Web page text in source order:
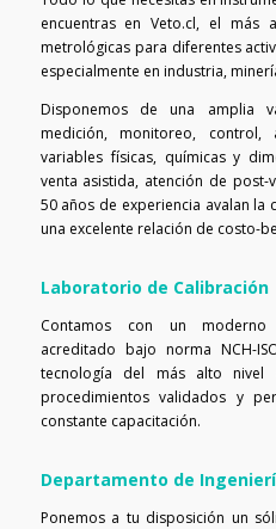
encuentras en Veto.cl, el más
metrológicas para diferentes
especialmente en industria,
Disponemos de una amplia
medición, monitoreo,
variables físicas, químicas y
venta asistida, atención de post-
50 años de experiencia avalan
una excelente relación de costo-
Laboratorio de Calibración
Contamos con un
acreditado bajo norma NCH-
tecnología del más alto nivel
procedimientos validados y
constante capacitación.
Departamento de
Ponemos a tu disposición un